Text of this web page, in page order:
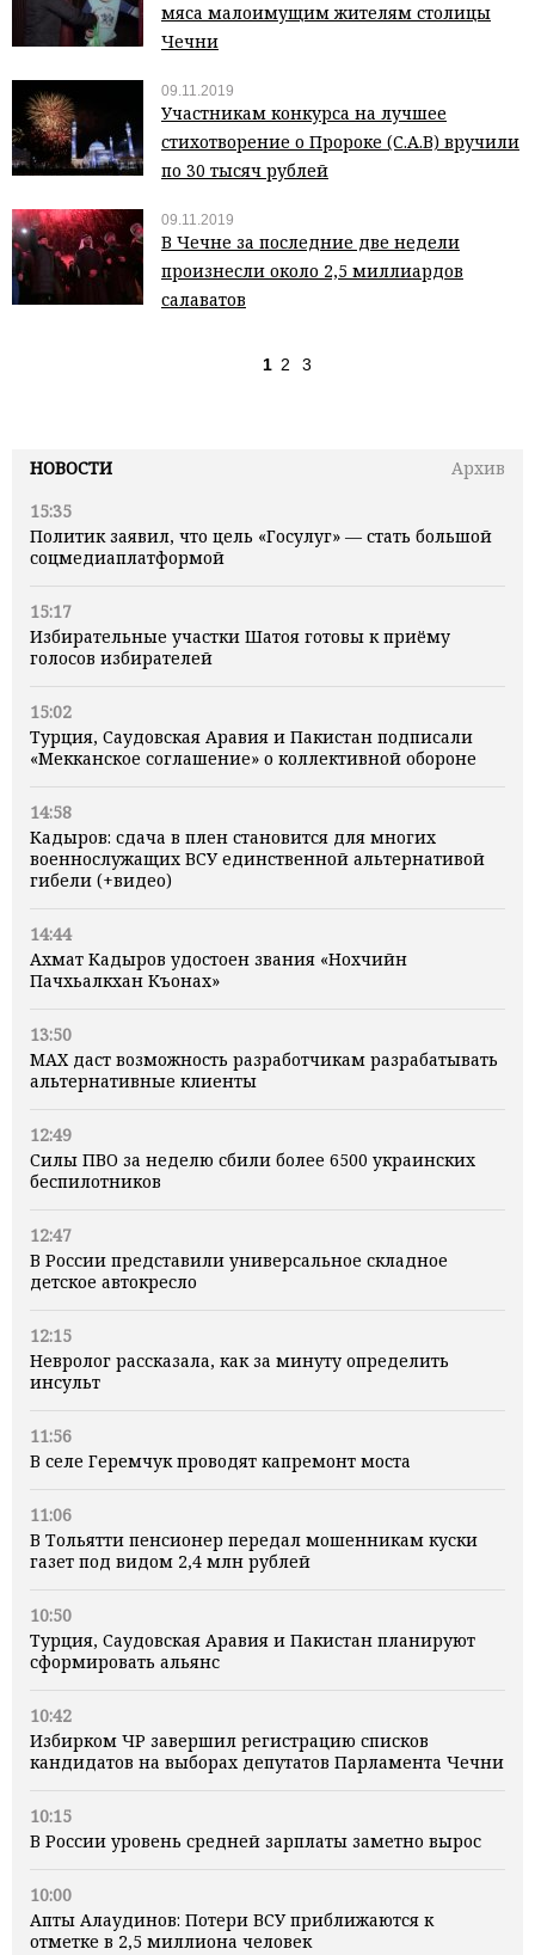
НОВОСТИ
Архив
15:35
Политик заявил, что цель «Госулуг» — стать большой
соцмедиаплатформой
15:17
Избирательные участки Шатоя готовы к приёму
голосов избирателей
15:02
Турция, Саудовская Аравия и Пакистан подписали
«Мекканское соглашение» о коллективной обороне
14:58
Кадыров: сдача в плен становится для многих
военнослужащих ВСУ единственной альтернативой
гибели (+видео)
14:44
Ахмат Кадыров удостоен звания «Нохчийн
Пачхьалкхан Къонах»
13:50
MAX даст возможность разработчикам разрабатывать
альтернативные клиенты
12:49
Силы ПВО за неделю сбили более 6500 украинских
беспилотников
12:47
В России представили универсальное складное
детское автокресло
12:15
Невролог рассказала, как за минуту определить
инсульт
11:56
В селе Геремчук проводят капремонт моста
11:06
В Тольятти пенсионер передал мошенникам куски
газет под видом 2,4 млн рублей
10:50
Турция, Саудовская Аравия и Пакистан планируют
сформировать альянс
10:42
Избирком ЧР завершил регистрацию списков
кандидатов на выборах депутатов Парламента Чечни
10:15
В России уровень средней зарплаты заметно вырос
10:00
Апты Алаудинов: Потери ВСУ приближаются к
отметке в 2,5 миллиона человек
мяса малоимущим жителям столицы
Чечни
09.11.2019
Участникам конкурса на лучшее
стихотворение о Пророке (С.А.В) вручили
по 30 тысяч рублей
09.11.2019
В Чечне за последние две недели
произнесли около 2,5 миллиардов
салаватов
1 2 3